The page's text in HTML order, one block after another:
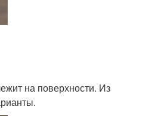
на поверхности. Из